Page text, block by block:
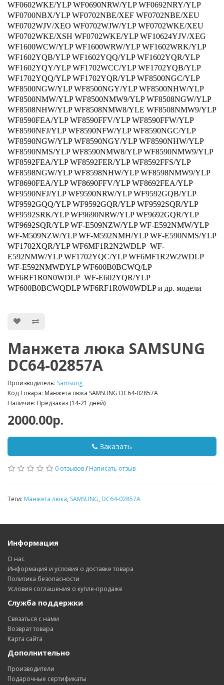
WF0602WKE/YLP WF0690NRW/YLP WF0692NRY/YLP
WF0700NBX/YLP WF0702NBE/XEF WF0702NBE/XEU
WF0702WJV/XEO WF0702WJW/YLP WF0702WKE/XEU
WF0702WKE/XSH WF0702WKE/YLP WF10624YJV/XEG
WF1600WCW/YLP WF1600WRW/YLP WF1602WRK/YLP
WF1602YQB/YLP WF1602YQQ/YLP WF1602YQR/YLP
WF1602YQY/YLP WF1702WCC/YLP WF1702YQB/YLP
WF1702YQQ/YLP WF1702YQR/YLP WF8500NGC/YLP
WF8500NGW/YLP WF8500NGY/YLP WF8500NHW/YLP
WF8500NMW/YLP WF8500NMW9/YLP WF8508NGW/YLP
WF8508NHW/YLP WF8508NMW8/YLE WF8508NMW9/YLP
WF8590FEA/YLP WF8590FFV/YLP WF8590FFW/YLP
WF8590NFJ/YLP WF8590NFW/YLP WF8590NGC/YLP
WF8590NGW/YLP WF8590NGY/YLP WF8590NHW/YLP
WF8590NMS/YLP WF8590NMW8/YLP WF8590NMW9/YLP
WF8592FEA/YLP WF8592FER/YLP WF8592FFS/YLP
WF8598NGW/YLP WF8598NHW/YLP WF8598NMW9/YLP
WF8690FEA/YLP WF8690FFV/YLP WF8692FEA/YLP
WF9590NFJ/YLP WF9590NRW/YLP WF9592GQB/YLP
WF9592GQQ/YLP WF9592GQR/YLP WF9592SQR/YLP
WF9592SRK/YLP WF9690NRW/YLP WF9692GQR/YLP
WF9692SQR/YLP WF-E509NZW/YLP WF-E592NMW/YLP
WF-M509NZW/YLP WF-M592NMH/YLP WF-E590NMS/YLP
WF1702XQR/YLP WF6MF1R2N2WDLP WF-
E592NMW/YLP WF1702YQC/YLP WF6MF1R2W2WDLP
WF-E592NMWDYLP WF600B0BCWQ/LP
WF6RF1R0N0WDLP WF-E602YQR/YLP
WF600B0BCWQDLP WF6RF1R0W0WDLP и др. модели
Манжета люка SAMSUNG
DC64-02857A
Производитель: Samsung
Код Товара: Манжета люка SAMSUNG DC64-02857A
Наличие: Предзаказ (14-21 дней)
2000.00р.
Заказать
0 отзывов/ Написать отзыв
Теги: Манжета люка, SAMSUNG, DC64-02857A
Информация
О нас
Информация и условия о доставке товара
Политика безопасности
Условия соглашения о купле-продаже
Служба поддержки
Связаться с нами
Возврат товара
Карта сайта
Дополнительно
Производители
Подарочные сертификаты